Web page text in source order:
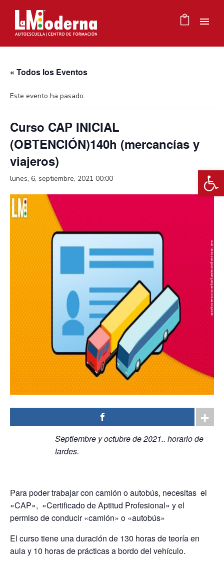
« Todos los Eventos
Este evento ha pasado.
Curso CAP INICIAL
(OBTENCIÓN)140h (mercancías y
viajeros)
lunes, 6, septiembre, 2021 00:00
Septiembre y octubre de 2021.. horario de
tardes.
Para poder trabajar con camión o autobús, necesitas el
«CAP», «Certificado de Aptitud Profesional» y el
permiso de conducir «camión» o «autobús»
El curso tiene una duración de 130 horas de teoría en
aula y 10 horas de prácticas a bordo del vehículo.